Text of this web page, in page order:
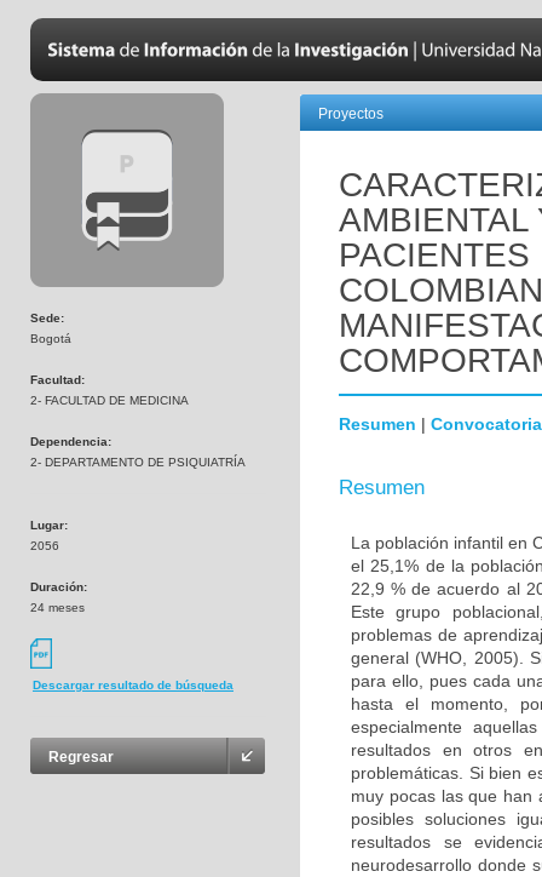
Sede:
Bogotá
Facultad:
2- FACULTAD DE MEDICINA
Dependencia:
2- DEPARTAMENTO DE PSIQUIATRÍA
Lugar:
2056
Duración:
24 meses
Descargar resultado de búsqueda
Regresar
Proyectos
AMBIENTAL
Resumen | Convocatoria
Resumen
La población infantil en
el 25,1% de la
22,9 % de acuerdo al
Este grupo
problemas de
general (WHO, 2005).
para ello, pues cada
hasta el momento,
especialmente
resultados en otros
problemáticas. Si bien
muy pocas las que han
posibles soluciones
resultados se
neurodesarrollo donde